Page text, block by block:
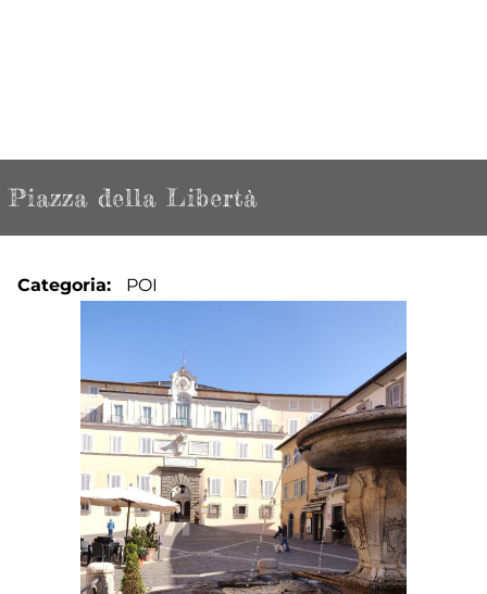
Piazza della Libertà
Categoria POI